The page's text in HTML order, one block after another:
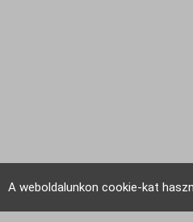
A weboldalunkon cookie-kat